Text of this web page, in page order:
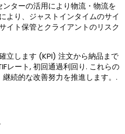
ターの活用により物流・物流を
より、ジャストインタイムのサイ
イト保管とクライアントのリスク
立します (KPI) 注文から納品まで
レート, 初回通過利回り. これらの
続的な改善努力を推進します。.